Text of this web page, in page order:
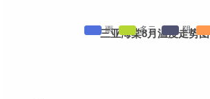
三亚海棠8月温度走势图